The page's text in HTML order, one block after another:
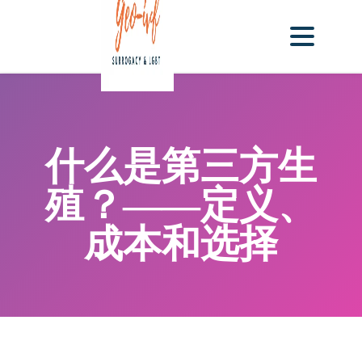
什么是第三方生
殖？——定义、
成本和选择